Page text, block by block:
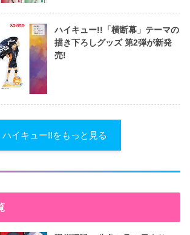
ハイキュー!!「横断幕」テーマの
描き下ろしグッズ 第2弾が新発
売!
ハイキュー!!をもっと見る